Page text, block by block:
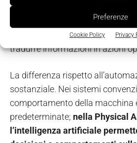
Preferenze
Cookie Policy Privacy
sistemi bio-ibridi stanno
intelligenti in grado di percepire il
circostante, interpretare dati in
tradurre informazioni in azioni
La differenza rispetto
sostanziale. Nei sistemi
comportamento della macchina
predeterminate; nella Physical
l’intelligenza artificiale